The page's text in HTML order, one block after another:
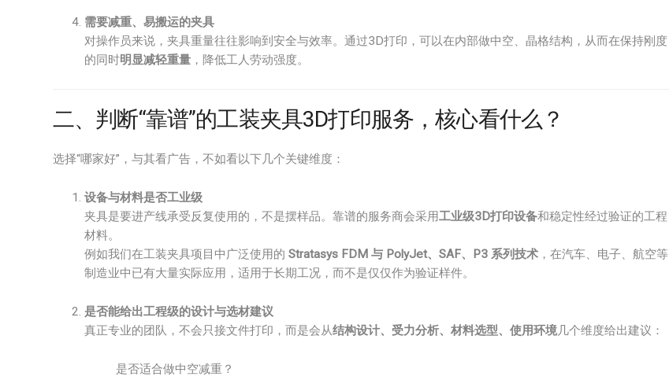
需要减重、易搬运的夹具
对操作员来说，夹具重量往往影响到安全与效率。通过3D打印，可以在内部做中空、晶格结构，从而在保持刚度
的同时明显减轻重量 ，降低工人劳动强度。
二、判断“靠谱”的工装夹具3D打印服务，核心看什么？
选择“哪家好”，与其看广告，不如看以下几个关键维度：
设备与材料是否工业级
夹具是要进产线承受反复使用的，不是摆样品。靠谱的服务商会采用工业级3D打印设备和稳定性经过验证的工程
材料。
例如我们在工装夹具项目中广泛使用的 Stratasys FDM 与 PolyJet、SAF、P3 系列技术 ，在汽车、电子、航空等
制造业中已有大量实际应用，适用于长期工况，而不是仅仅作为验证样件。
是否能给出工程级的设计与选材建议
真正专业的团队，不会只接文件打印，而是会从结构设计、受力分析、材料选型、使用环境几个维度给出建议：
是否适合做中空减重？